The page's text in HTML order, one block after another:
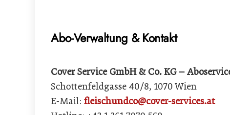
Abo-Verwaltung & Kontakt
Cover Service GmbH & Co. KG –
Schottenfeldgasse 40/8, 1070 Wien
E-Mail: fleischundco@cover-services.at